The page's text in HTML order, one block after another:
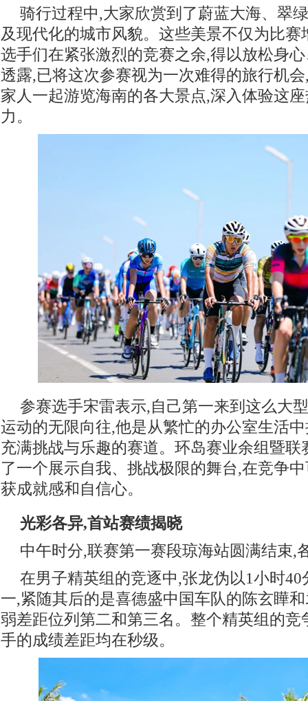
骑行过程中,大家欣赏到了蔚蓝大海、翠
及现代化的城市风貌。这些美景不仅为比赛
选手们在紧张激烈的竞赛之余,得以放松身
透露,已将这次参赛视为一次难得的旅行机
家人一起游览海南的各大景点,深入体验这
力。
参赛选手宋雷表示,自己第一来到这么大
运动的无限向往,他是从繁忙的办公室生活
充满挑战与乐趣的赛道。环岛赛业余组暨联
了一个展示自我、挑战极限的舞台,在竞争
获成就感和自信心。
光彩各异,首站赛绩揭晓
中午时分,联赛第一赛段琼海站圆满结束,
在男子精英组的竞逐中,张龙伪以1小时
一,紧随其后的是喜德盛中国车队的陈玄瞱
弱差距位列第二和第三名。整个精英组的竞
手的成绩差距均在秒级。